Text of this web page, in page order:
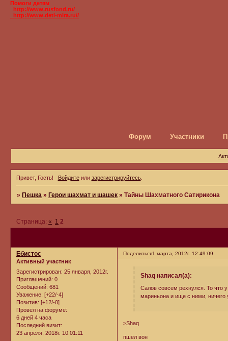
Помоги детям
_http://www.rusfond.ru/
_http://www.deti-mira.ru//
Форум Участники
Привет, Гость! Войдитеили зарегистрируйтесь.
» Пешка » Герои шахмат и шашек »Тайны Шахматного Сатирикона
Страница:« 1 2
Поделиться1 марта, 2012г. 12:49:09
Ебистос
Активный участник
Зарегистрирован: 25 января, 2012г.
Приглашений: 0
Сообщений: 681
Уважение: [+22/-4]
Позитив: [+12/-0]
Провел на форуме:
6 дней 4 часа
Последний визит:
23 апреля, 2018г. 10:01:11
Shaq написал(а):
Салов совсем рехнулся. То что
мариньона и ище с ними, ничего
>Shaq
пшел вон